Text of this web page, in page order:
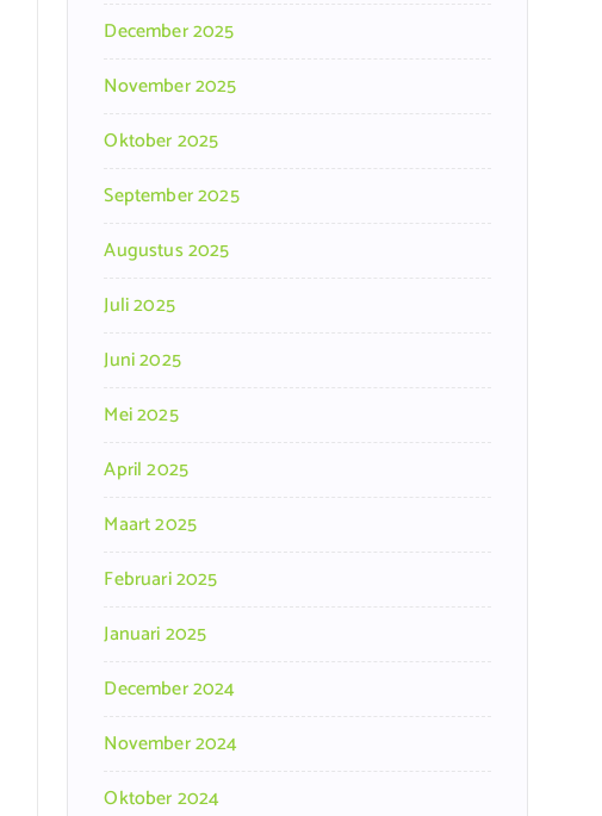
December 2025
November 2025
Oktober 2025
September 2025
Augustus 2025
Juli 2025
Juni 2025
Mei 2025
April 2025
Maart 2025
Februari 2025
Januari 2025
December 2024
November 2024
Oktober 2024